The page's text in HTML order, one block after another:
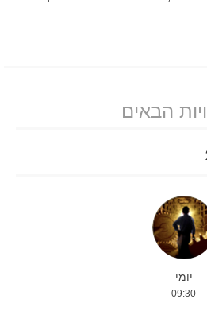
הבאים
יומי
09:30